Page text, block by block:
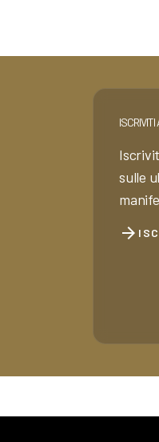
sulle
arrow_forward